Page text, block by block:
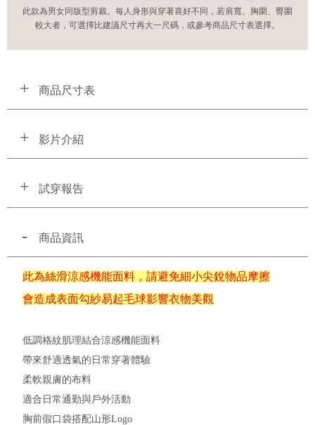
此款為男女同版型剪裁。每人身形與穿著喜好不同，若肩寬、胸圍、臀圍
較大者，可選擇比建議尺寸再大一尺碼，或參考商品尺寸表選擇。
商品尺寸表
影片介紹
試穿報告
商品資訊
此為絲滑涼感機能面料，請避免細小尖銳物品摩擦
會造成表面勾紗易起毛球影響衣物美觀
低調格紋肌理結合涼感機能面料
帶來舒適透氣的日常穿著體驗
柔軟親膚的布料
適合日常通勤與戶外活動
胸前假口袋搭配山形Logo